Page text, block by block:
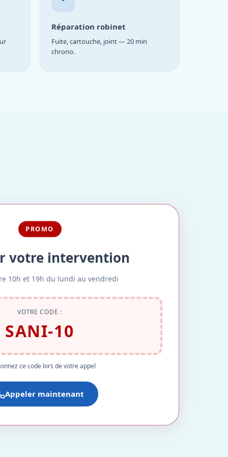
Réparation robinet
Fuite, cartouche, joint — 20 min
chrono.
PROMO
votre intervention
10h et 19h du lundi au vendredi
VOTRE CODE :
SANI-10
ce code lors de votre appel
Appeler maintenant